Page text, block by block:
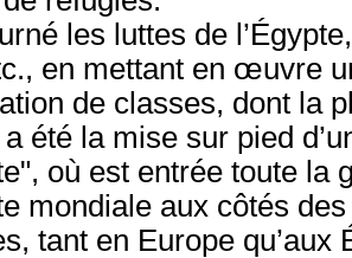
les luttes de
en mettant en œuvre
de classes, dont la
été la mise sur pied
où est entrée toute la
mondiale aux côtés
tant en Europe qu’aux